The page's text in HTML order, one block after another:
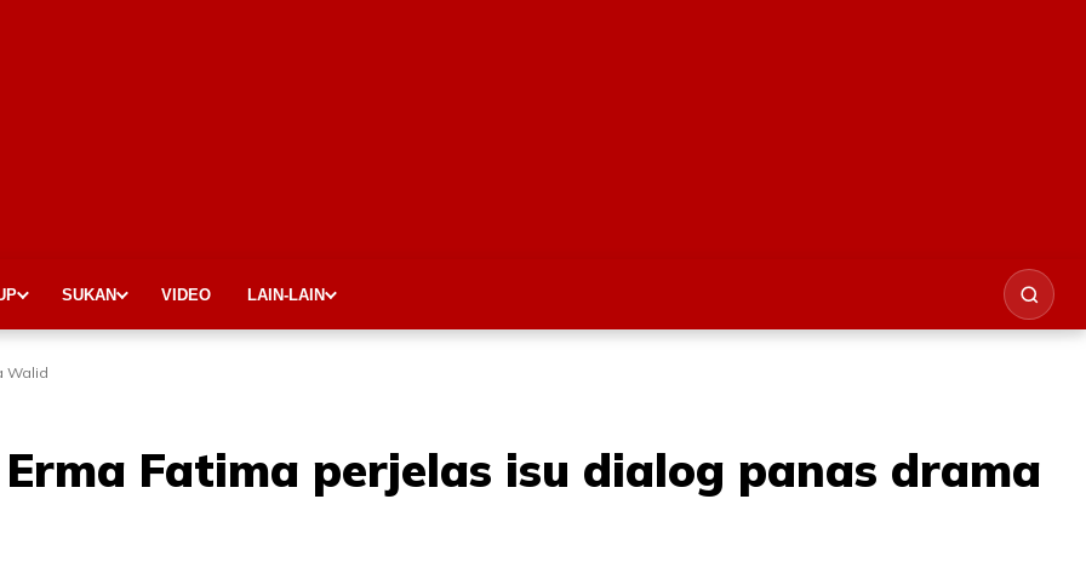
SUKAN VIDEO LAIN-LAIN
Walid
Fatima perjelas isu dialog panas drama